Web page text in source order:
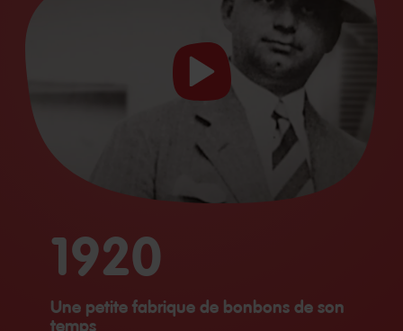
Lancer
la
vidéo
1920
Une petite fabrique de bonbons de son
temps